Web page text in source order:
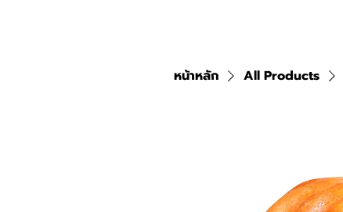
หน้าหลัก All Products